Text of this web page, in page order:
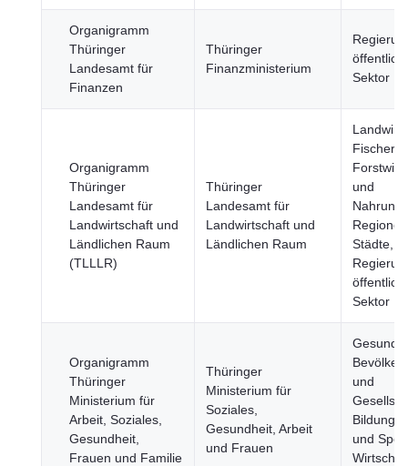
Organigramm
Thüringer
Landesamt für
Finanzen
Thüringer
Finanzministerium
Sektor
Organigramm
Thüringer
Landesamt für
Landwirtschaft und
Ländlichen Raum
(TLLLR)
Thüringer
Landesamt für
Landwirtschaft und
Ländlichen Raum
Fischerei,
und
Städte,
Sektor
Organigramm
Thüringer
Ministerium für
Arbeit, Soziales,
Gesundheit,
Frauen und Familie
Thüringer
Ministerium für
Soziales,
Gesundheit, Arbeit
und Frauen
und
Bildung,
und